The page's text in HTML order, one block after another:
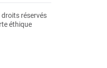
réservés
éthique